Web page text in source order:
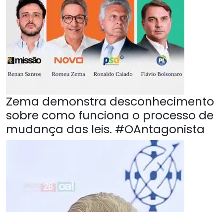
Zema demonstra desconhecimento
sobre como funciona o processo de
mudança das leis. #OAntagonista